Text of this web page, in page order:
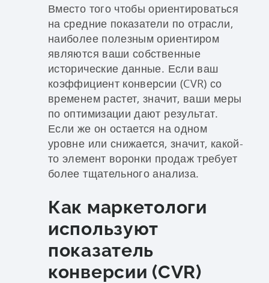
Вместо того чтобы ориентироваться
на средние показатели по отрасли,
наиболее полезным ориентиром
являются ваши собственные
исторические данные. Если ваш
коэффициент конверсии (CVR) со
временем растет, значит, ваши меры
по оптимизации дают результат.
Если же он остается на одном
уровне или снижается, значит, какой-
то элемент воронки продаж требует
более тщательного анализа.
Как маркетологи
используют
показатель
конверсии (CVR)